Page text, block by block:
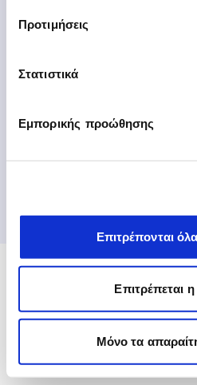
Προτιμήσεις
Στατιστικά
Εμπορικής προώθησης
Επιτρέπονται
Επιτρέπεται
Mόνο τα
Copyright ©2026 EPSILONNET